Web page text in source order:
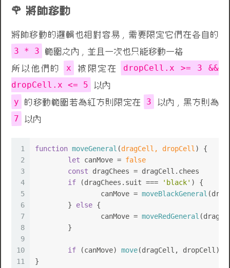
將帥移動
將帥移動的邏輯也相對容易 , 需要限定它們在各自的
3 * 3
範圍之內 , 並且一次也只能移動一格
所以他們的
x 被限定在
dropCell.x >= 3 &&
dropCell.x <= 5
以內
y 的移動範圍若為紅方則限定在 3 以內 , 黑方則為
7 以內
1
2
3
4
5
6
7
8
9
10
11
function moveGeneral (dragCell, dropCell ) {
let canMove = false
const dragChees = dragCell. chees
if (dragChees. suit === 'black' ) {
		canMove =
moveBlackGeneral
	}
else {
		canMove =
moveRedGeneral
	}
if (canMove) move(dragCell, dropCell)
}
💩